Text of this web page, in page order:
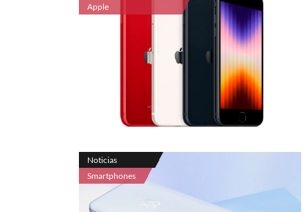
Apple
Noticias
Smartphones